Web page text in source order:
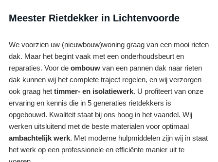
Meester Rietdekker in Lichtenvoorde
We voorzien uw (nieuwbouw)woning graag van een mooi rieten
dak. Maar het begint vaak met een onderhoudsbeurt en
reparaties. Voor deombouw van een pannen dak naar rieten
dak kunnen wij het complete traject regelen, en wij verzorgen
ook graag hettimmer- en isolatiewerk. U profiteert van onze
ervaring en kennis die in 5 generaties rietdekkers is
opgebouwd. Kwaliteit staat bij ons hoog in het vaandel. Wij
werken uitsluitend met de beste materialen voor optimaal
ambachtelijk werk. Met moderne hulpmiddelen zijn wij in staat
het werk op een professionele en efficiënte manier uit te